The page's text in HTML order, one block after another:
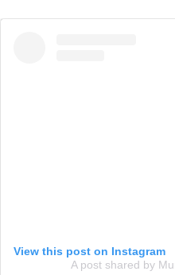
View this post on Instagram
A post shared by